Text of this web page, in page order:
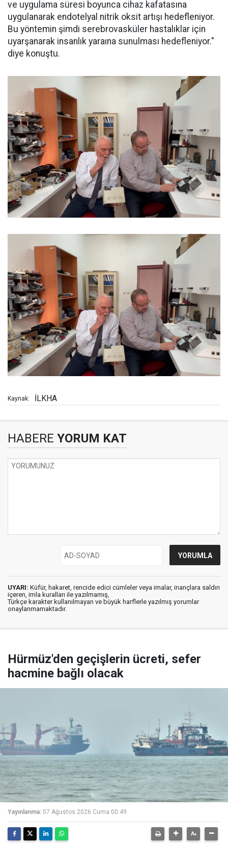
ve uygulama süresi boyunca cihaz kafatasına
uygulanarak endotelyal nitrik oksit artışı hedefleniyor.
Bu yöntemin şimdi serebrovasküler hastalıklar için
uyarşanarak insanlık yaraına sunulması hedefleniyor."
diye konuştu.
Kaynak: İLKHA
HABERE YORUM KAT
UYARI: Küfür, hakaret, rencide edici cümleler veya imalar, inançlara saldırı
içeren, imla kuralları ile yazılmamış,
Türkçe karakter kullanılmayan ve büyük harflerle yazılmış yorumlar
onaylanmamaktadır.
Hürmüz'den geçişlerin ücreti, sefer
hacmine bağlı olacak
Yayınlanma: 07 Ağustos 2026 Cuma 00:49